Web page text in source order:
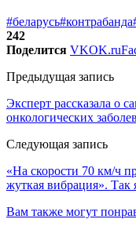
#беларусь#контрабанда
242
Поделится VKOK.ru
Предыдущая запись
Эксперт рассказала о
онкологических
Следующая запись
«На скорости 70 км/ч
жуткая вибрация».
Вам также могут